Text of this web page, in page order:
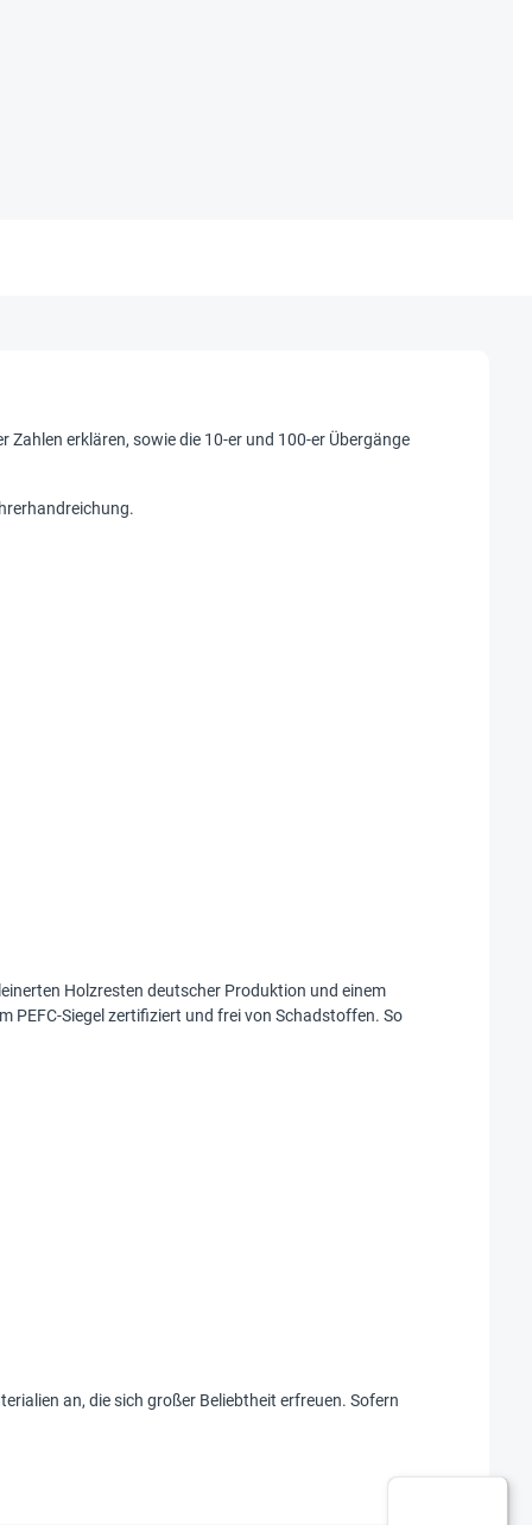
erklären, sowie die 10-er und 100-er Übergänge
Holzresten deutscher Produktion und einem
PEFC-Siegel zertifiziert und frei von Schadstoffen. So
an, die sich großer Beliebtheit erfreuen. Sofern